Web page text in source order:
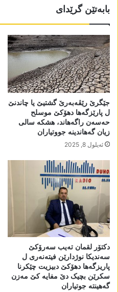
بابەتێن گرێدای
جێگرێ رێڤەبەرێ گشتیێ یا چاندنێ
ل پارێزگەھا دھۆکێ موسلح
حەسەن راگەھاند، ھشکە سالی
زیان گەھاندینە جووتیاران
ئه‌یلول 8, 2025
دکتۆر لقمان تەیب سەرۆکێ
سەندیکا نوژدارێن فیتەنەری ل
پاریزگەھا دھۆکێ دبیزیت چێکرنا
سکرێن بچیک دێ مفایە کێ مەزن
گەھینتە جوتیاران